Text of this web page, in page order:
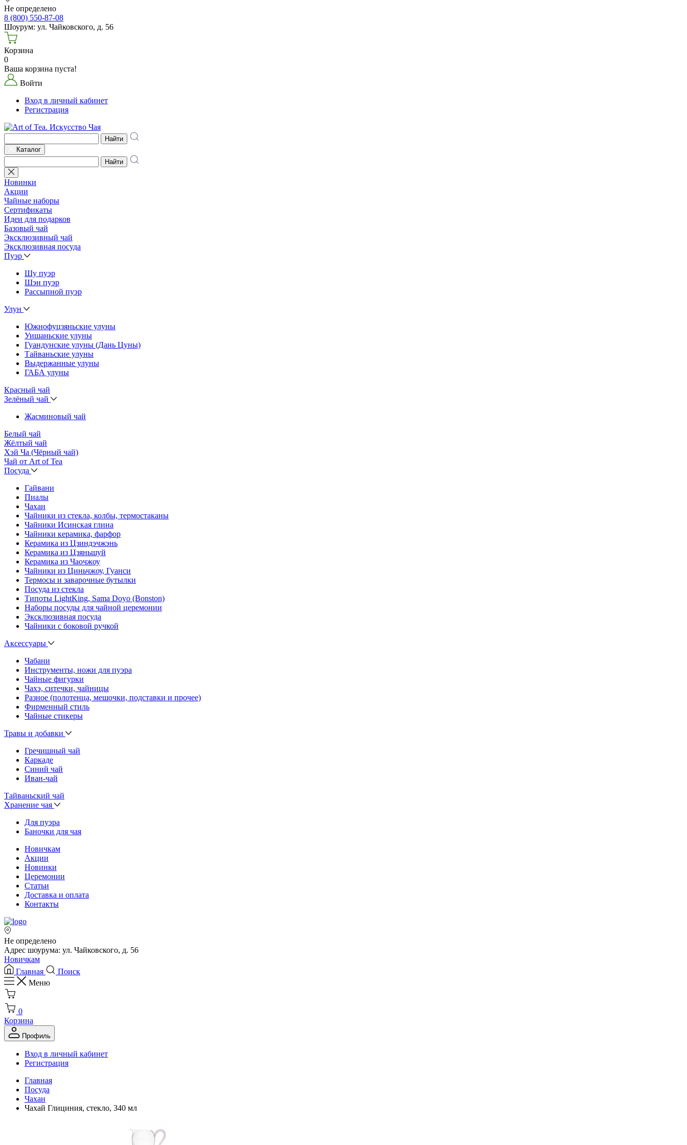
Не определено
8 (800) 550-87-08
Шоурум: ул. Чайковского, д. 56
Корзина
0
Ваша корзина пуста!
Войти
Вход в личный кабинет
Регистрация
Найти
Каталог
Найти
Новинки
Акции
Чайные наборы
Сертификаты
Идеи для подарков
Базовый чай
Эксклюзивный чай
Эксклюзивная посуда
Пуэр
Шу пуэр
Шэн пуэр
Рассыпной пуэр
Улун
Южнофуцзяньские улуны
Уишаньские улуны
Гуандунские улуны (Дань Цуны)
Тайваньские улуны
Выдержанные улуны
ГАБА улуны
Красный чай
Зелёный чай
Жасминовый чай
Белый чай
Жёлтый чай
Хэй Ча (Чёрный чай)
Чай от Art of Tea
Посуда
Гайвани
Пиалы
Чахаи
Чайники из стекла, колбы, термостаканы
Чайники Исинская глина
Чайники керамика, фарфор
Керамика из Цзиндэчжэнь
Керамика из Цзяньшуй
Керамика из Чаочжоу
Чайники из Циньчжоу, Гуанси
Термосы и заварочные бутылки
Посуда из стекла
Типоты LightKing, Sama Doyo (Bonston)
Наборы посуды для чайной церемонии
Эксклюзивная посуда
Чайники с боковой ручкой
Аксессуары
Чабани
Инструменты, ножи для пуэра
Чайные фигурки
Чахэ, ситечки, чайницы
Разное (полотенца, мешочки, подставки и прочее)
Фирменный стиль
Чайные стикеры
Травы и добавки
Гречишный чай
Каркаде
Синий чай
Иван-чай
Тайваньский чай
Хранение чая
Для пуэра
Баночки для чая
Новичкам
Акции
Новинки
Церемонии
Статьи
Доставка и оплата
Контакты
Не определено
Адрес шоурума: ул. Чайковского, д. 56
Новичкам
Главная
Поиск
Меню
0
Корзина
Профиль
Вход в личный кабинет
Регистрация
Главная
Посуда
Чахаи
Чахай Глициния, стекло, 340 мл